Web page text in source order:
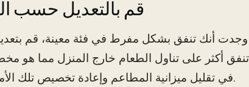
4. قم بالتعديل حسب
وجدت أنك تنفق بشكل مفرط في فئة معينة، قم
أكثر على تناول الطعام خارج المنزل مما هو
في تقليل ميزانية المطاعم وإعادة تخصيص تلك الأموال للبقالة.